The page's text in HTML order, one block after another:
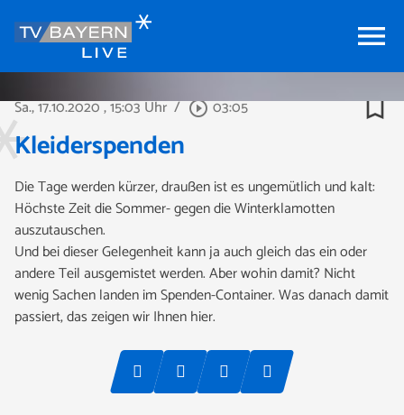
menu
Sa., 17.10.2020, 15:03 Uhr / play_circle_outline03:05 bookmark_border
Kleiderspenden
Die Tage werden kürzer, draußen ist es ungemütlich und kalt:
Höchste Zeit die Sommer- gegen die Winterklamotten
auszutauschen.
Und bei dieser Gelegenheit kann ja auch gleich das ein oder
andere Teil ausgemistet werden. Aber wohin damit? Nicht
wenig Sachen landen im Spenden-Container. Was danach damit
passiert, das zeigen wir Ihnen hier.